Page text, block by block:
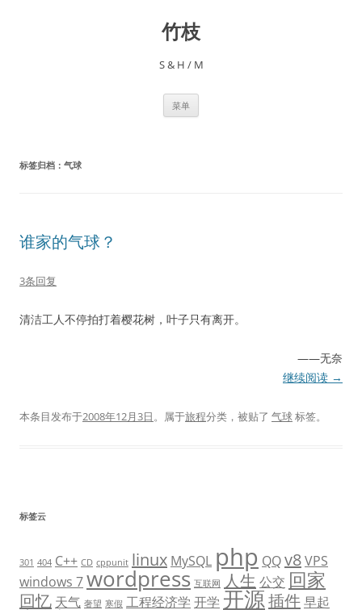
竹枝
S & H / M
菜单
标签归档： 气球
谁家的气球？
3条回复
清洁工人不停拍打着樱花树，叶子只有离开。
——无奈
继续阅读 →
本条目发布于2008年12月3日。属于旅程分类，被贴了 气球标签。
标签云
301 404 C++ CD cppunit linux MySQL php QQv8VPS
windows 7wordpress 互联网 人生 公交 回家
回忆 天气 奢望 寒假 工程经济学 开学 开源插件早起